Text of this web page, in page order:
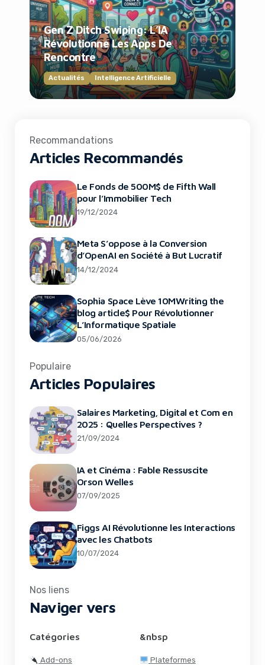
Gen Z Ditch Swiping: L’IA
Révolutionne Les Apps De
Rencontre
Actualités Intelligence Artificielle
Recommandations
Articles Recommandés
Le Fonds de 500M$ de Fifth Wall
pour l’Immobilier Tech
19/12/2024
Meta S’oppose à la Conversion
d’OpenAI en Société à But Lucratif
14/12/2024
Sophia Space Lève 10MWriting the
blog article$ Pour Révolutionner
L’Informatique Spatiale
05/06/2026
Populaire
Articles Populaires
Salaires Marketing, Digital et Com en
2025 : Quelles Perspectives ?
21/09/2024
IA et Cinéma : Fable Ressuscite
Orson Welles
07/09/2025
Figgs AI Révolutionne les Interactions
avec les Chatbots
10/07/2024
Nos liens
Naviger vers
Catégories
Add-ons
&nbsp
Plateformes